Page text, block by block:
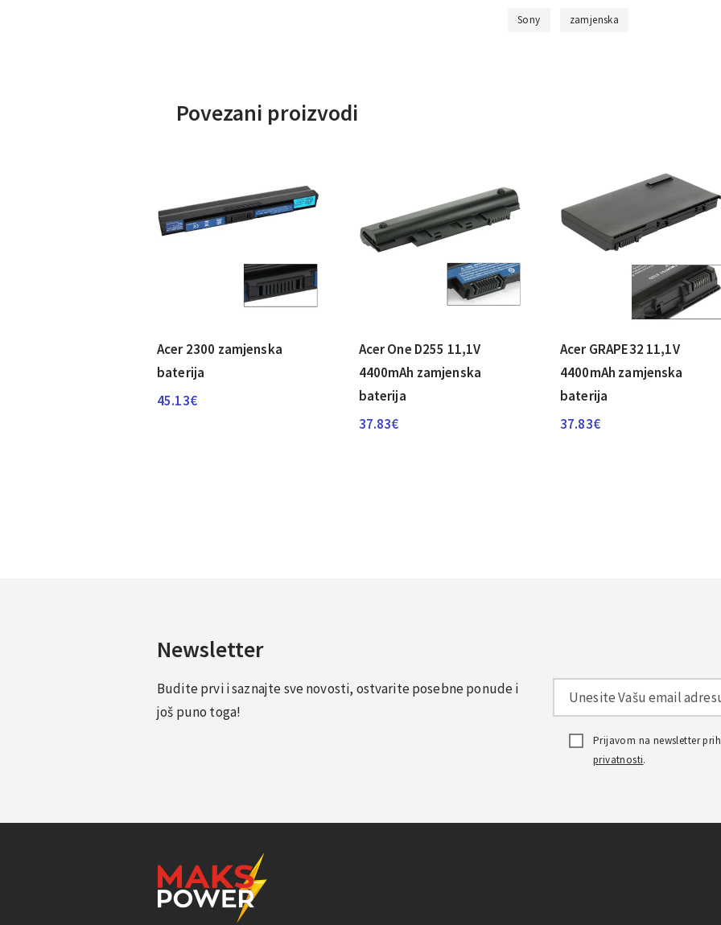
Sony zamjenska
Povezani proizvodi
Acer 2300 zamjenska
baterija
45.13€
Acer One D255 11,1V
4400mAh zamjenska
baterija
37.83€
Acer GRAPE32 11,1V
4400mAh zamjenska
baterija
37.83€
Newsletter
Budite prvi i saznajte sve novosti, ostvarite posebne ponude i
još puno toga!
Prijavom na newsletter
privatnosti.